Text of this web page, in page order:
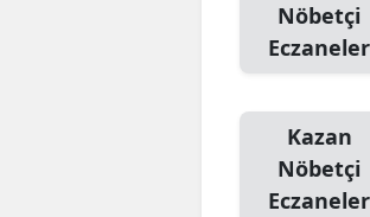
Nöbetçi
Eczaneler
Kazan
Nöbetçi
Eczaneler